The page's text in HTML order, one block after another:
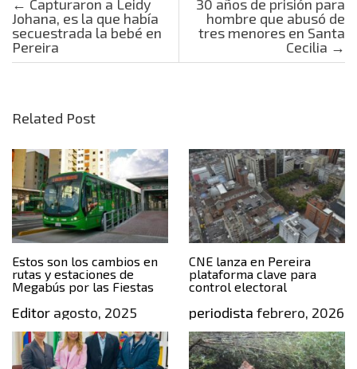
Post navigation
← Capturaron a Leidy
Johana, es la que había
secuestrada la bebé en
Pereira
30 años de prisión para
hombre que abusó de
tres menores en Santa
Cecilia →
Related Post
Estos son los cambios en
rutas y estaciones de
Megabús por las Fiestas
Editor agosto, 2025
CNE lanza en Pereira
plataforma clave para
control electoral
periodista febrero, 2026